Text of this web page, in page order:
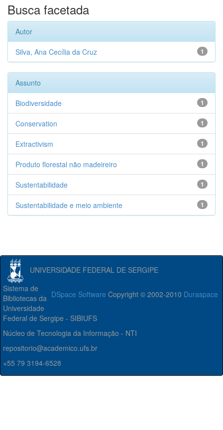
Busca facetada
Autor
1
Silva, Ana Cecília da Cruz
Assunto
1
Biodiversidade
1
Conservation
1
Extractivism
1
Produto florestal não madeireiro
1
Sustentabilidade
1
Sustentabilidade e meio ambiente
UNIVERSIDADE FEDERAL DE SERGIPE
DSpace Software Copyright © 2002-2010 Duraspace
Sistema de
Bibliotecas da
Universidade
Federal de Sergipe - SIBIUFS
Núcleo de Tecnologia da Informação - NTI
repositorio@academico.ufs.br
+55 79 3194-6528